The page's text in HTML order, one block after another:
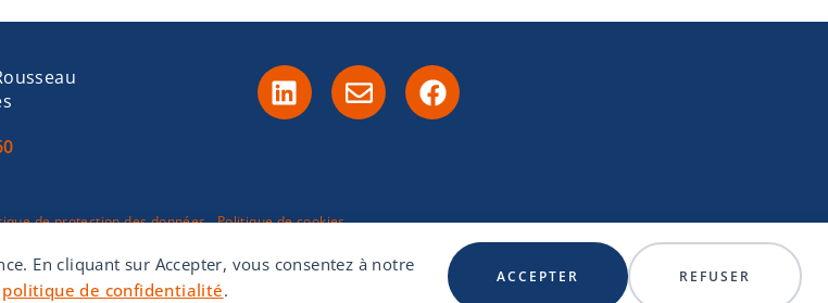
En cliquant sur Accepter, vous consentez à notre
politique de confidentialité.
ACCEPTER REFUSER
de protection des données Politique de cookies
réalisé parMarie Lecompte Douillard